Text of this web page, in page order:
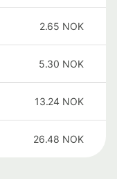
2.65 NOK
5.30 NOK
13.24 NOK
26.48 NOK